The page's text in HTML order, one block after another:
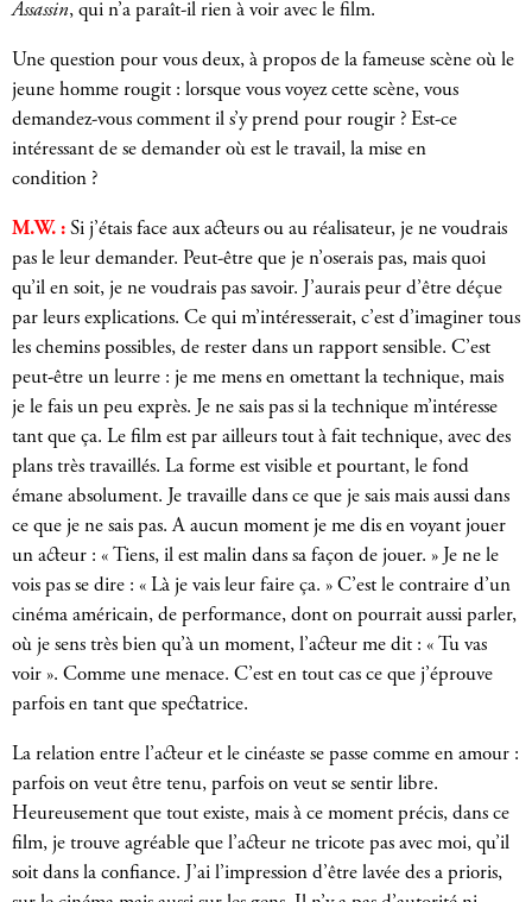
Assassin, qui n’a paraît-il rien à voir avec le film.
Une question pour vous deux, à propos de la fameuse scène où le
jeune homme rougit : lorsque vous voyez cette scène, vous
demandez-vous comment il s’y prend pour rougir ? Est-ce
intéressant de se demander où est le travail, la mise en
condition ?
M.W. : Si j’étais face aux acteurs ou au réalisateur, je ne voudrais
pas le leur demander. Peut-être que je n’oserais pas, mais quoi
qu’il en soit, je ne voudrais pas savoir. J’aurais peur d’être déçue
par leurs explications. Ce qui m’intéresserait, c’est d’imaginer tous
les chemins possibles, de rester dans un rapport sensible. C’est
peut-être un leurre : je me mens en omettant la technique, mais
je le fais un peu exprès. Je ne sais pas si la technique m’intéresse
tant que ça. Le film est par ailleurs tout à fait technique, avec des
plans très travaillés. La forme est visible et pourtant, le fond
émane absolument. Je travaille dans ce que je sais mais aussi dans
ce que je ne sais pas. A aucun moment je me dis en voyant jouer
un acteur : « Tiens, il est malin dans sa façon de jouer. » Je ne le
vois pas se dire : « Là je vais leur faire ça. » C’est le contraire d’un
cinéma américain, de performance, dont on pourrait aussi parler,
où je sens très bien qu’à un moment, l’acteur me dit : « Tu vas
voir ». Comme une menace. C’est en tout cas ce que j’éprouve
parfois en tant que spectatrice.
La relation entre l’acteur et le cinéaste se passe comme en amour :
parfois on veut être tenu, parfois on veut se sentir libre.
Heureusement que tout existe, mais à ce moment précis, dans ce
film, je trouve agréable que l’acteur ne tricote pas avec moi, qu’il
soit dans la confiance. J’ai l’impression d’être lavée des a prioris,